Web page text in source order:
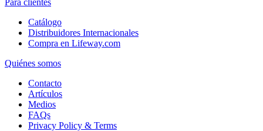
Catálogo
Distribuidores Internacionales
Compra en Lifeway.com
Quiénes somos
Contacto
Artículos
Medios
FAQs
Privacy Policy & Terms